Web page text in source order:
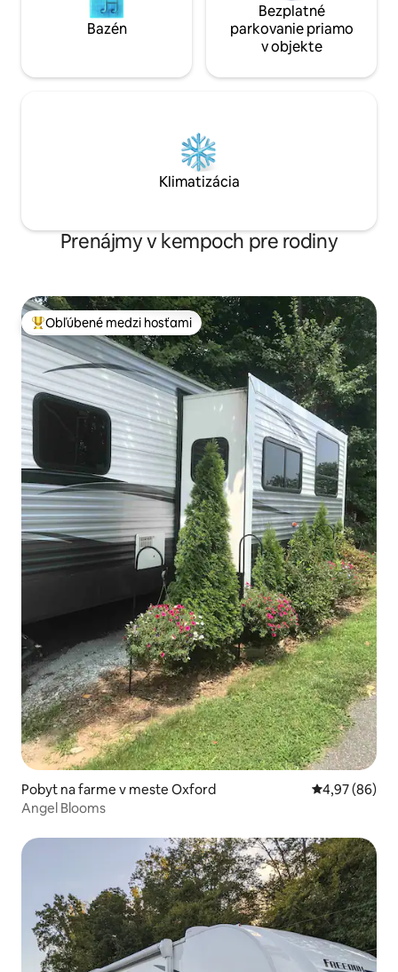
Bazén
Bezplatné
parkovanie priamo
v objekte
Klimatizácia
Prenájmy v kempoch pre rodiny
Najobľúbenejšie medzi hosťami
Obľúbené medzi hosťami
Pobyt na farme v meste Oxford Priemerné
4,97 (86)
Angel Blooms